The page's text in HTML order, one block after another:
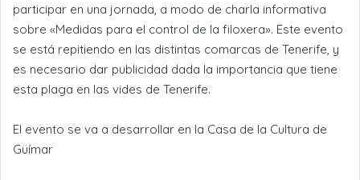
participar en una jornada, a modo de charla informativa
sobre «Medidas para el control de la filoxera». Este evento
se está repitiendo en las distintas comarcas de Tenerife, y
es necesario dar publicidad dada la importancia que tiene
esta plaga en las vides de Tenerife.
El evento se va a desarrollar en la Casa de la Cultura de
Güímar